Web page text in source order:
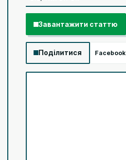
Завантажити статтю
Поділитися Facebook